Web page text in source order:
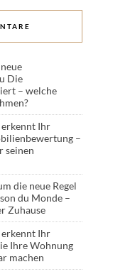
Die
– welche
erkennt Ihr
–
seinen
die neue Regel
du Monde –
Zuhause
erkennt Ihr
Ihre Wohnung
machen